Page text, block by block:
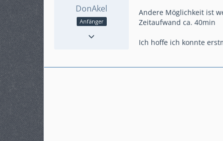
DonAkel
Anfänger
Andere Möglichkeit ist
Zeitaufwand ca. 40min
Ich hoffe ich konnte